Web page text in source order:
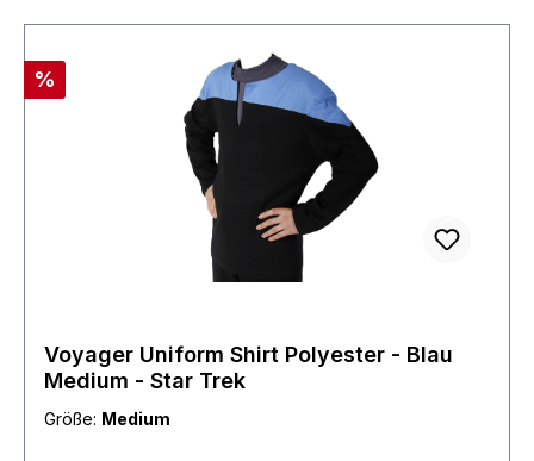
Rabatt
%
Voyager Uniform Shirt Polyester - Blau
Medium - Star Trek
Größe: Medium